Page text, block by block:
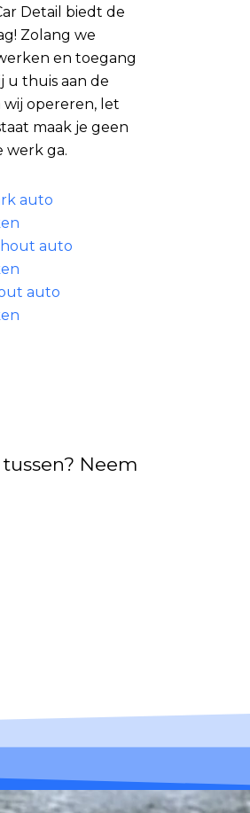
Detail biedt de
Zolang we
en toegang
thuis aan de
wij opereren, let
maak je geen
werk ga.
auto
auto
auto
Neem